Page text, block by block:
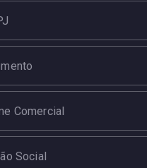
Comercial
Social